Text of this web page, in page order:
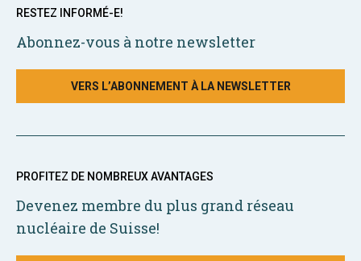
RESTEZ INFORMÉ-E!
Abonnez-vous à notre newsletter
VERS L’ABONNEMENT À LA NEWSLETTER
PROFITEZ DE NOMBREUX AVANTAGES
Devenez membre du plus grand réseau
nucléaire de Suisse!